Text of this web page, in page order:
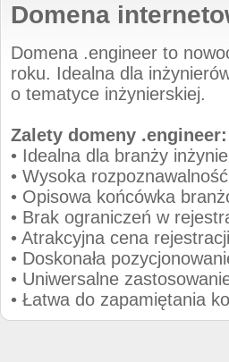
Domena
Domena .engineer to
roku. Idealna dla
o tematyce inżynierskiej.
Zalety domeny .engineer:
• Idealna dla branży
• Wysoka
• Opisowa końcówka
• Brak ograniczeń w
• Atrakcyjna cena rejestracji
• Doskonała
• Uniwersalne
• Łatwa do zapamiętania